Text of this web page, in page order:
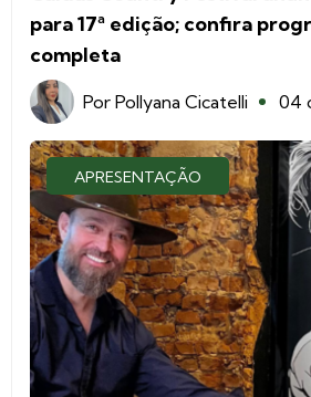
para 17ª edição; confira
completa
Por Pollyana Cicatelli 04
APRESENTAÇÃO